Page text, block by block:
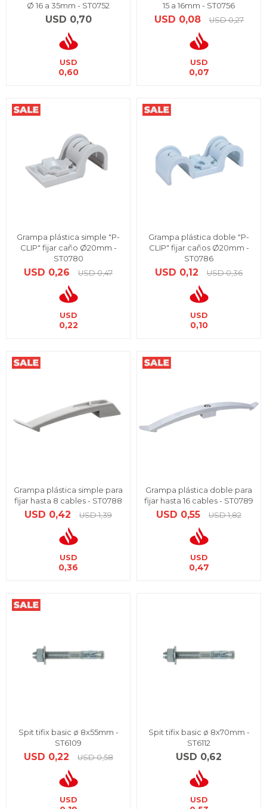
Ø 16 a 35mm - ST0752
USD 0,70
USD
0,60
15 a 16mm - ST0756
USD 0,08 USD 0,27
USD
0,07
Grampa plástica simple "P-
CLIP" fijar caño Ø20mm -
ST0780
USD 0,26 USD 0,47
USD
0,22
Grampa plástica doble "P-
CLIP" fijar caños Ø20mm -
ST0786
USD 0,12 USD 0,36
USD
0,10
Grampa plástica simple para
fijar hasta 8 cables - ST0788
USD 0,42 USD 1,39
USD
0,36
Grampa plástica doble para
fijar hasta 16 cables - ST0789
USD 0,55 USD 1,82
USD
0,47
Spit tifix basic ø 8x55mm -
ST6109
USD 0,22 USD 0,58
USD
Spit tifix basic ø 8x70mm -
ST6112
USD 0,62
USD